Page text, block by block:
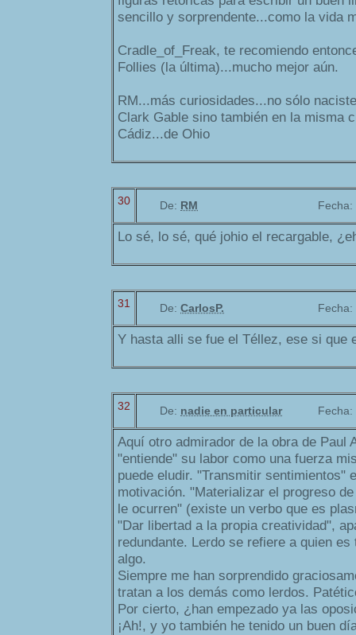
sencillo y sorprendente...como la vida
Cradle_of_Freak, te recomiendo
Follies (la última)...mucho mejor aún.
RM...más curiosidades...no sólo
Clark Gable sino también en la misma
Cádiz...de Ohio
30 De: RM Fecha:
Lo sé, lo sé, qué johio el recargable,
31 De: CarlosP. Fecha:
Y hasta alli se fue el Téllez, ese si que
32 De: nadie en particular Fecha:
Aquí otro admirador de la obra de Paul
"entiende" su labor como una fuerza
puede eludir. "Transmitir sentimientos"
motivación. "Materializar el progreso
le ocurren" (existe un verbo que es
"Dar libertad a la propia creatividad",
redundante. Lerdo se refiere a quien
algo.
Siempre me han sorprendido
tratan a los demás como lerdos.
Por cierto, ¿han empezado ya las
¡Ah!, y yo también he tenido un buen